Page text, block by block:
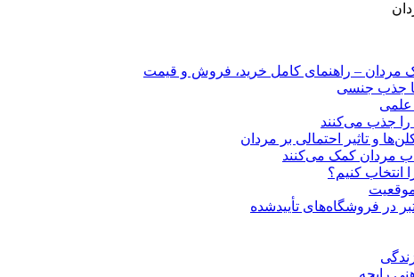
مردان – راهنمای کامل خرید، فروش و قیمت
جذب جنسی
علمی
را جذب می‌کنند
و تاثیر احتمالی بر مردان
مردان کمک می‌کنند
انتخاب کنیم؟
رایحه